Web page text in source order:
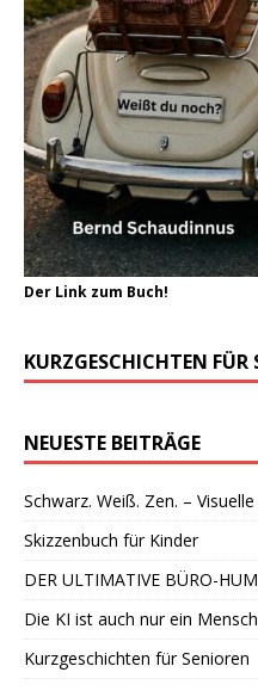
Der Link zum Buch!
KURZGESCHICHTEN FÜR
NEUESTE BEITRÄGE
Schwarz. Weiß. Zen. –
Skizzenbuch für Kinder
DER ULTIMATIVE BÜRO-
Die KI ist auch nur ein Mensch
Kurzgeschichten für Senioren